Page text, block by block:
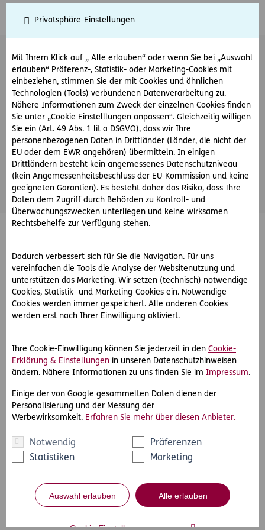
Privatsphäre-Einstellungen
Mit Ihrem Klick auf „ Alle erlauben“ oder wenn Sie bei „Auswahl
erlauben“ Präferenz-, Statistik- oder Marketing-Cookies mit
einbeziehen, stimmen Sie der mit Cookies und ähnlichen
Technologien (Tools) verbundenen Datenverarbeitung zu.
Nähere Informationen zum Zweck der einzelnen Cookies finden
Sie unter „Cookie Einstelllungen anpassen“. Gleichzeitig willigen
Sie ein (Art. 49 Abs. 1 lit a DSGVO), dass wir Ihre
personenbezogenen Daten in Drittländer (Länder, die nicht der
EU oder dem EWR angehören) übermitteln. In einigen
Drittländern besteht kein angemessenes Datenschutzniveau
(kein Angemessenheitsbeschluss der EU-Kommission und keine
geeigneten Garantien). Es besteht daher das Risiko, dass Ihre
Daten dem Zugriff durch Behörden zu Kontroll- und
Überwachungszwecken unterliegen und keine wirksamen
Rechtsbehelfe zur Verfügung stehen.
Dadurch verbessert sich für Sie die Navigation. Für uns
vereinfachen die Tools die Analyse der Websitenutzung und
unterstützen das Marketing. Wir setzen (technisch) notwendige
Cookies, Statistik- und Marketing-Cookies ein. Notwendige
Cookies werden immer gespeichert. Alle anderen Cookies
werden erst nach Ihrer Einwilligung aktiviert.
Ihre Cookie-Einwilligung können Sie jederzeit in den Cookie-
Erklärung & Einstellungen in unseren Datenschutzhinweisen
ändern. Nähere Informationen zu uns finden Sie im Impressum.
Einige der von Google gesammelten Daten dienen der
Personalisierung und der Messung der
Werbewirksamkeit. Erfahren Sie mehr über diesen Anbieter.
Notwendig
Präferenzen
Statistiken
Marketing
Auswahl erlauben Alle erlauben
Kfz-Versicherung
Sicher Mobil App 2steht derzeit nicht zur
Verfügung
Barrierefreiheit
Impressum
Rechtliche Hinweise & Datenschutzerklärung